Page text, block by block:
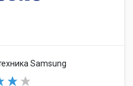
Samsung